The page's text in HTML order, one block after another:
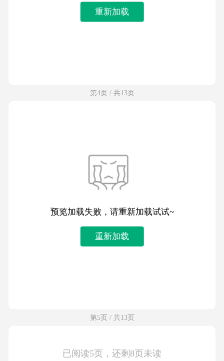
重新加载
第4页 / 共13页
预览加载失败，请重新加载试试~
重新加载
第5页 / 共13页
已阅读5页，还剩8页未读